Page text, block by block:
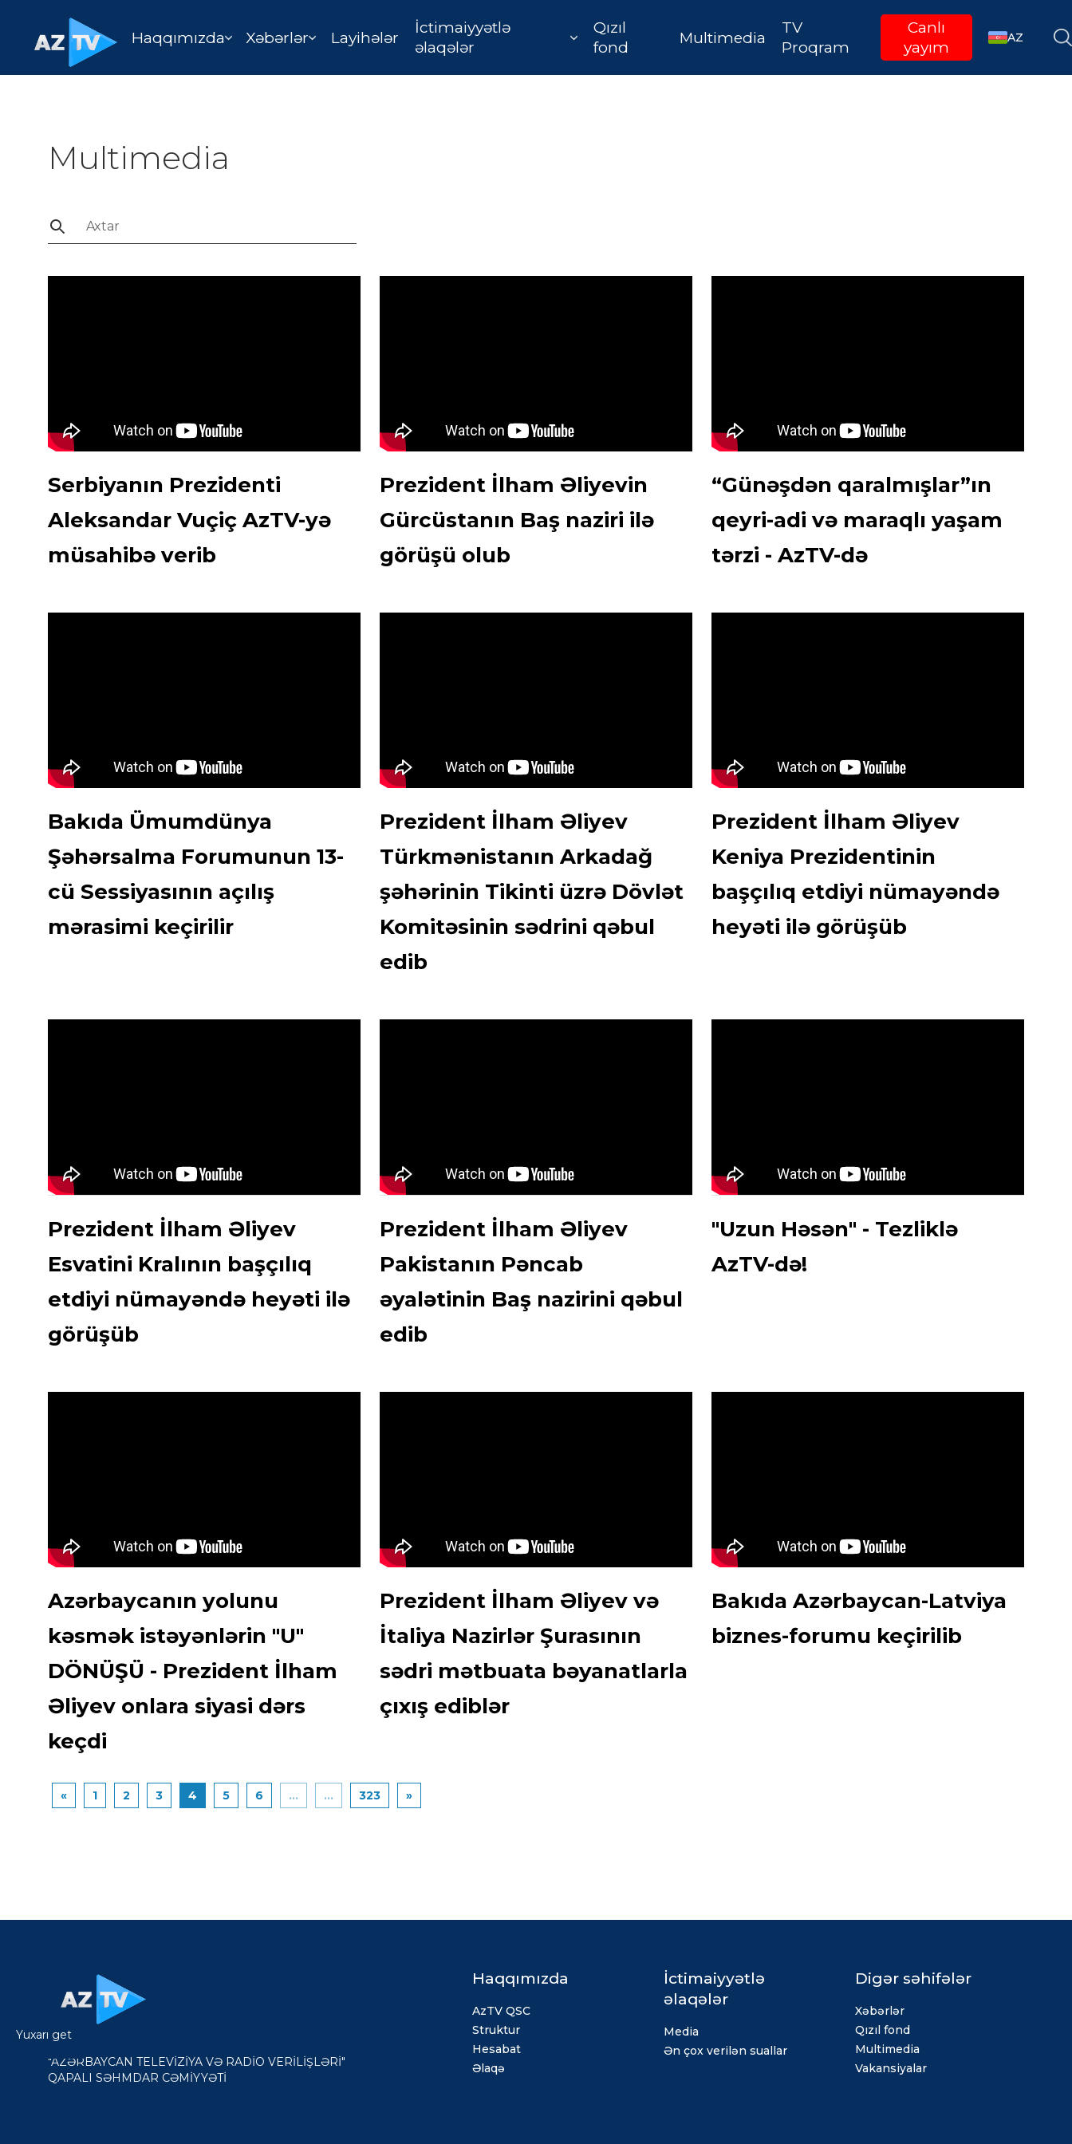
Haqqımızda Xəbərlər Layihələr
İctimaiyyətlə
əlaqələr
Qızıl
fond
Multimedia
TV
Proqram
Canlı
yayım
AZ
Multimedia
Serbiyanın Prezidenti
Aleksandar Vuçiç AzTV-yə
müsahibə verib
Prezident İlham Əliyevin
Gürcüstanın Baş naziri ilə
görüşü olub
“Günəşdən qaralmışlar”ın
qeyri-adi və maraqlı yaşam
tərzi - AzTV-də
Bakıda Ümumdünya
Şəhərsalma Forumunun 13-
cü Sessiyasının açılış
mərasimi keçirilir
Prezident İlham Əliyev
Türkmənistanın Arkadağ
şəhərinin Tikinti üzrə Dövlət
Komitəsinin sədrini qəbul
edib
Prezident İlham Əliyev
Keniya Prezidentinin
başçılıq etdiyi nümayəndə
heyəti ilə görüşüb
Prezident İlham Əliyev
Esvatini Kralının başçılıq
etdiyi nümayəndə heyəti ilə
görüşüb
Prezident İlham Əliyev
Pakistanın Pəncab
əyalətinin Baş nazirini qəbul
edib
"Uzun Həsən" - Tezliklə
AzTV-də!
Azərbaycanın yolunu
kəsmək istəyənlərin "U"
DÖNÜŞÜ - Prezident İlham
Əliyev onlara siyasi dərs
keçdi
Prezident İlham Əliyev və
İtaliya Nazirlər Şurasının
sədri mətbuata bəyanatlarla
çıxış ediblər
Bakıda Azərbaycan-Latviya
biznes-forumu keçirilib
« 1 2 3 4 5 6 ... ... 323 »
"AZƏRBAYCAN TELEVİZİYA VƏ RADİO VERİLİŞLƏRİ"
QAPALI SƏHMDAR CƏMİYYƏTİ
Haqqımızda
AzTV QSC
Struktur
Hesabat
Əlaqə
İctimaiyyətlə
əlaqələr
Media
Ən çox verilən suallar
Digər səhifələr
Xəbərlər
Qızıl fond
Multimedia
Vakansiyalar
Yuxarı get